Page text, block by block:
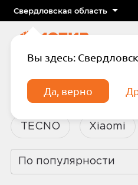
Свердловская область
Вы здесь:
Да, верно
Ноутбуки и
TECNO Xiaomi
По популярности